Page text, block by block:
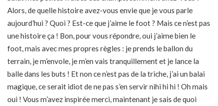
Alors, de quelle histoire avez-vous envie que je vous parle
aujourd’hui ? Quoi ? Est-ce que j’aime le foot ? Mais ce n’est pas
une histoire ça ! Bon, pour vous répondre, oui j’aime bien le
foot, mais avec mes propres règles : je prends le ballon du
terrain, je m’envole, je m’en vais tranquillement et je lance la
balle dans les buts ! Et non ce n’est pas de la triche, j’ai un balai
magique, ce serait idiot de ne pas s’en servir nihi hi hi ! Oh mais
oui ! Vous m’avez inspirée merci, maintenant je sais de quoi